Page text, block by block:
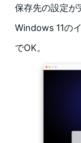
保存先の設定が
Windows 11の
でOK。